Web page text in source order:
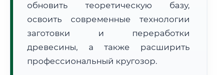
Расчет логистики оригиналов:
• Маршрут транзита:
~2 790 км
• Экспресс-доставка СДЭК / Почтой: 4–6 рабочих дней
обновить теоретическую базу,
освоить современные технологии
заготовки и переработки
древесины, а также расширить
профессиональный кругозор.